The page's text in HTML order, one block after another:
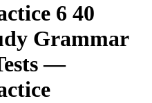
6 40
Grammar
—